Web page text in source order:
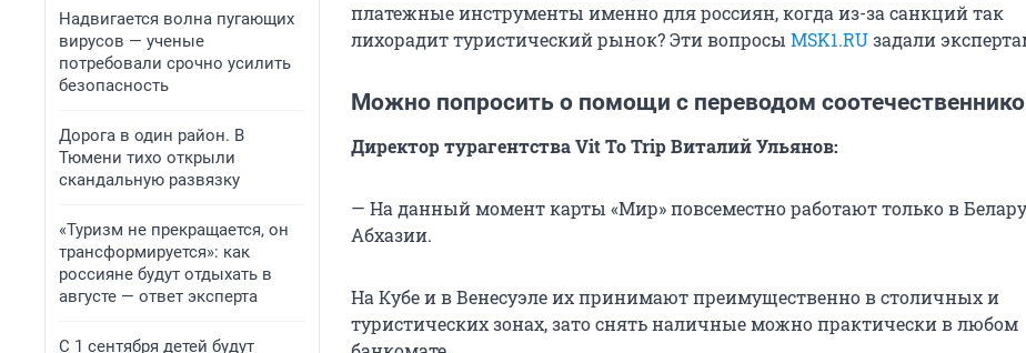
Надвигается волна пугающих
вирусов — ученые
потребовали срочно усилить
безопасность
Дорога в один район. В
Тюмени тихо открыли
скандальную развязку
«Туризм не прекращается, он
трансформируется»: как
россияне будут отдыхать в
августе — ответ эксперта
С 1 сентября детей будут
платежные инструменты именно для россиян, когда из-за санкций так
лихорадит туристический рынок? Эти вопросы MSK1.RUзадали
Можно попросить о помощи с переводом
Директор турагентства Vit To Trip Виталий Ульянов:
— На данный момент карты «Мир» повсеместно работают только в
Абхазии.
На Кубе и в Венесуэле их принимают преимущественно в столичных и
туристических зонах, зато снять наличные можно практически в любом